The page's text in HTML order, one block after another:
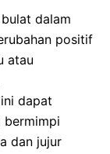
dalam
positif
atau
dapat
bermimpi
dan jujur